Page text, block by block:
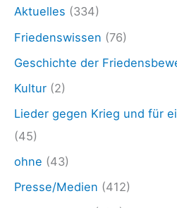
Aktuelles (334)
Friedenswissen (76)
Geschichte der
Kultur (2)
Lieder gegen Krieg und für
(45)
ohne (43)
Presse/Medien (412)